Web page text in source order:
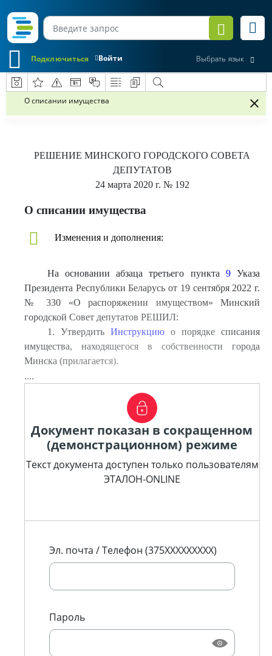
Войти
Подключиться Выбрать язык
О списании имущества
РЕШЕНИЕ МИНСКОГО ГОРОДСКОГО СОВЕТА
ДЕПУТАТОВ
24 марта 2020 г. № 192
О списании имущества
Изменения и дополнения:
На основании абзаца третьего пункта 9Указа
Президента Республики Беларусь от 19 сентября 2022 г.
№ 330 «О распоряжении имуществом» Минский
городской Совет депутатов РЕШИЛ:
1. Утвердить Инструкциюо порядке списания
имущества, находящегося в собственности города
Минска (прилагается).
....
Документ показан в сокращенном
(демонстрационном) режиме
Текст документа доступен только пользователям
ЭТАЛОН-ONLINE
Эл. почта / Телефон (375XXXXXXXXX)
Пароль